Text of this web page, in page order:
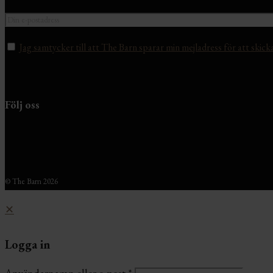
Jag samtycker till att The Barn sparar min mejladress för att
Följ oss
© The Barn 2026
✕
Logga in